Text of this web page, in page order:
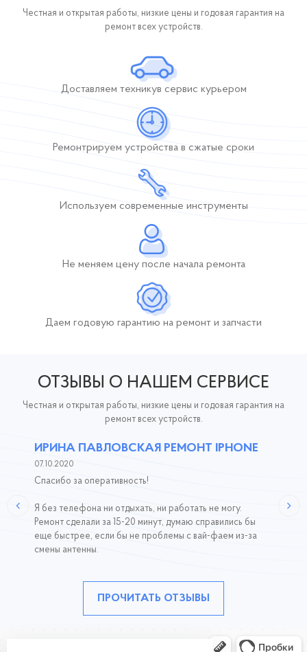
Честная и открытая работы, низкие цены и годовая гарантия на
ремонт всех устройств.
Доставляем техникув сервис курьером
Ремонтрируем устройства в сжатые сроки
Используем современные инструменты
Не меняем цену после начала ремонта
Даем годовую гарантию на ремонт и запчасти
ОТЗЫВЫ О НАШЕМ СЕРВИСЕ
Честная и открытая работы, низкие цены и годовая гарантия на
ремонт всех устройств.
ИРИНА ПАВЛОВСКАЯ РЕМОНТ IPHONE
07.10.2020
Спасибо за оперативность!
Я без телефона ни отдыхать, ни работать не могу.
Ремонт сделали за 15-20 минут, думаю справились бы
еще быстрее, если бы не проблемы с вай-фаем из-за
смены антенны.
ПРОЧИТАТЬ ОТЗЫВЫ